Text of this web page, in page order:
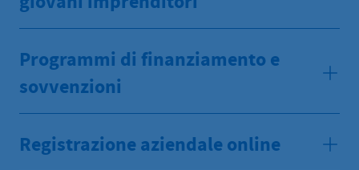
Programmi di finanziamento e
sovvenzioni
Registrazione aziendale online